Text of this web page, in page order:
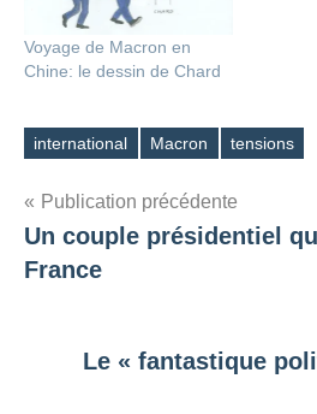
Voyage de Macron en
Chine: le dessin de Chard
Étiquettes
international Macron tensions
Navigation
de
Publication précédente
Un couple présidentiel
France
Le « fantastique